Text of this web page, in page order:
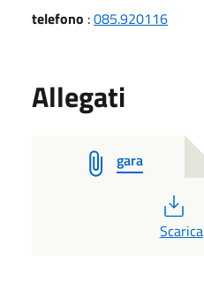
telefono :085.920116
Allegati
gara
PDF
Scarica